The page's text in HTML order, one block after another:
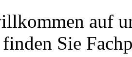
auf
Sie